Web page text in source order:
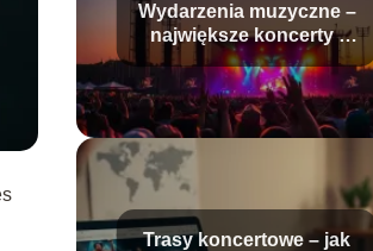
Wydarzenia muzyczne –
największe koncerty i
festiwale
Trasy koncertowe – jak